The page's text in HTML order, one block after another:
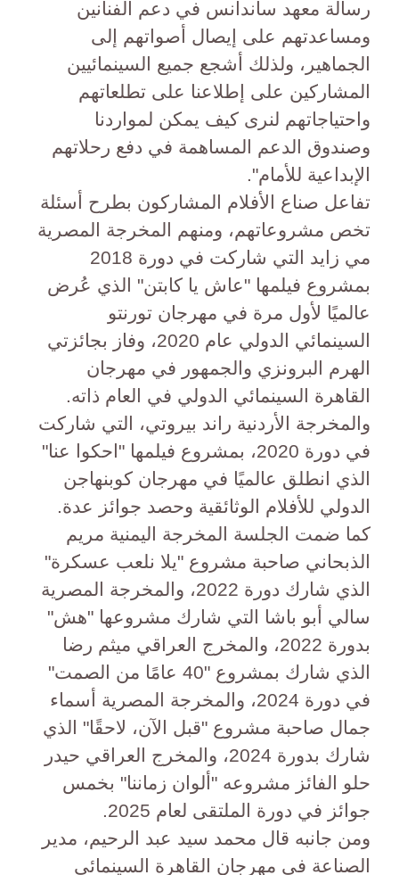
رسالة معهد ساندانس في دعم الفنانين
ومساعدتهم على إيصال أصواتهم إلى
الجماهير، ولذلك أشجع جميع السينمائيين
المشاركين على إطلاعنا على تطلعاتهم
واحتياجاتهم لنرى كيف يمكن لمواردنا
وصندوق الدعم المساهمة في دفع رحلاتهم
الإبداعية للأمام".
تفاعل صناع الأفلام المشاركون بطرح أسئلة
تخص مشروعاتهم، ومنهم المخرجة المصرية
مي زايد التي شاركت في دورة 2018
بمشروع فيلمها "عاش يا كابتن" الذي عُرض
عالميًا لأول مرة في مهرجان تورنتو
السينمائي الدولي عام 2020، وفاز بجائزتي
الهرم البرونزي والجمهور في مهرجان
القاهرة السينمائي الدولي في العام ذاته.
والمخرجة الأردنية راند بيروتي، التي شاركت
في دورة 2020، بمشروع فيلمها "احكوا عنا"
الذي انطلق عالميًا في مهرجان كوبنهاجن
الدولي للأفلام الوثائقية وحصد جوائز عدة.
كما ضمت الجلسة المخرجة اليمنية مريم
الذبحاني صاحبة مشروع "يلا نلعب عسكرة"
الذي شارك دورة 2022، والمخرجة المصرية
سالي أبو باشا التي شارك مشروعها "هش"
بدورة 2022، والمخرج العراقي ميثم رضا
الذي شارك بمشروع "40 عامًا من الصمت"
في دورة 2024، والمخرجة المصرية أسماء
جمال صاحبة مشروع "قبل الآن، لاحقًا" الذي
شارك بدورة 2024، والمخرج العراقي حيدر
حلو الفائز مشروعه "ألوان زماننا" بخمس
جوائز في دورة الملتقى لعام 2025.
ومن جانبه قال محمد سيد عبد الرحيم، مدير
الصناعة في مهرجان القاهرة السينمائي